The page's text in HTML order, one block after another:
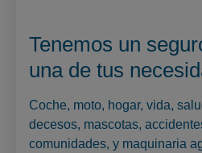
Tenemos un
una de tus
Coche, moto, hogar, vida,
decesos, mascotas,
comunidades, y maquinaria